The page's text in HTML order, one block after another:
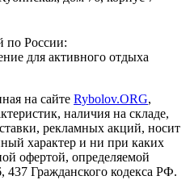
по России:
для активного отдыха
на сайте Rybolov.ORG,
наличия на складе,
рекламных акций, носит
характер и ни при каких
офертой, определяемой
Гражданского кодекса РФ.